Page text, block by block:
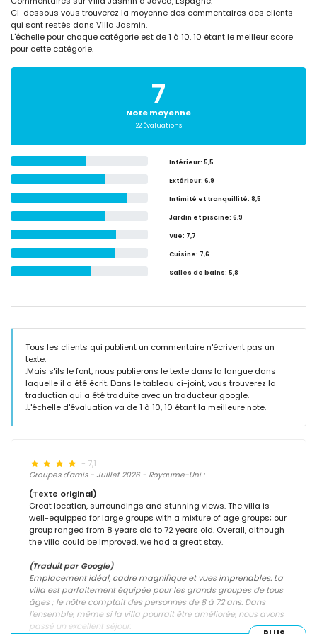
Ci-dessous vous trouverez la moyenne des commentaires des clients
qui sont restés dans Villa Jasmin.
L'échelle pour chaque catégorie est de 1 à 10, 10 étant le meilleur score
pour cette catégorie.
7
Note moyenne
22 Évaluations
Intérieur: 5,5
Extérieur: 6,9
Intimité et tranquillité: 8,5
Jardin et piscine: 6,9
Vue: 7,7
Cuisine: 7,6
Salles de bains: 5,8
Tous les clients qui publient un commentaire n'écrivent pas un
texte.
.Mais s'ils le font, nous publierons le texte dans la langue dans
laquelle il a été écrit. Dans le tableau ci-joint, vous trouverez la
traduction qui a été traduite avec un traducteur google.
.L'échelle d'évaluation va de 1 à 10, 10 étant la meilleure note.
- 7,1
Groupes d'amis - Juillet 2026 - Royaume-Uni :
(Texte original)
Great location, surroundings and stunning views. The villa is
well-equipped for large groups with a mixture of age groups; our
group ranged from 8 years old to 72 years old. Overall, although
the villa could be improved, we had a great stay.
(Traduit par Google)
Emplacement idéal, cadre magnifique et vues imprenables. La
villa est parfaitement équipée pour les grands groupes de tous
âges ; le nôtre comptait des personnes de 8 à 72 ans. Dans
l’ensemble, même si la villa pourrait être améliorée, nous avons
passé un excellent séjour.